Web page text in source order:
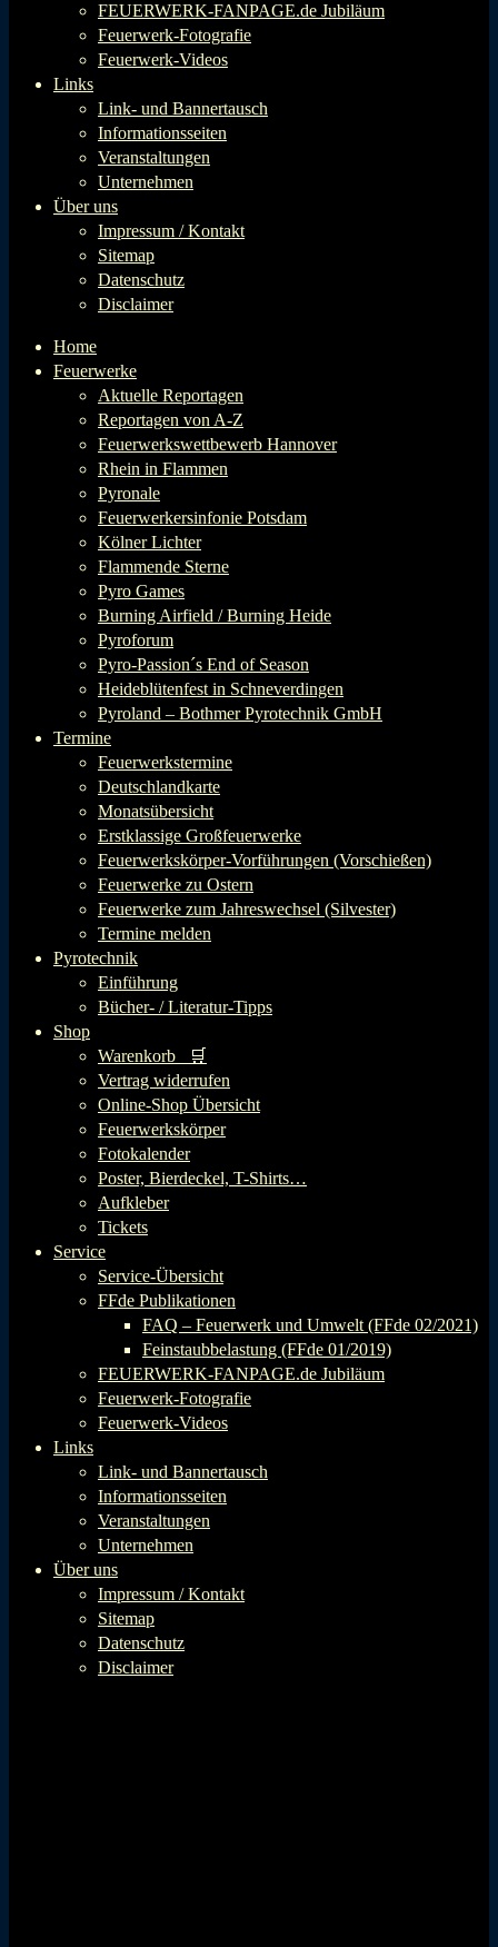
FEUERWERK-FANPAGE.de Jubiläum
Feuerwerk-Fotografie
Feuerwerk-Videos
Links
Link- und Bannertausch
Informationsseiten
Veranstaltungen
Unternehmen
Über uns
Impressum / Kontakt
Sitemap
Datenschutz
Disclaimer
Home
Feuerwerke
Aktuelle Reportagen
Reportagen von A-Z
Feuerwerkswettbewerb Hannover
Rhein in Flammen
Pyronale
Feuerwerkersinfonie Potsdam
Kölner Lichter
Flammende Sterne
Pyro Games
Burning Airfield / Burning Heide
Pyroforum
Pyro-Passion´s End of Season
Heideblütenfest in Schneverdingen
Pyroland – Bothmer Pyrotechnik GmbH
Termine
Feuerwerkstermine
Deutschlandkarte
Monatsübersicht
Erstklassige Großfeuerwerke
Feuerwerkskörper-Vorführungen (Vorschießen)
Feuerwerke zu Ostern
Feuerwerke zum Jahreswechsel (Silvester)
Termine melden
Pyrotechnik
Einführung
Bücher- / Literatur-Tipps
Shop
Warenkorb 🛒
Vertrag widerrufen
Online-Shop Übersicht
Feuerwerkskörper
Fotokalender
Poster, Bierdeckel, T-Shirts…
Aufkleber
Tickets
Service
Service-Übersicht
FFde Publikationen
FAQ – Feuerwerk und Umwelt (FFde 02/2021)
Feinstaubbelastung (FFde 01/2019)
FEUERWERK-FANPAGE.de Jubiläum
Feuerwerk-Fotografie
Feuerwerk-Videos
Links
Link- und Bannertausch
Informationsseiten
Veranstaltungen
Unternehmen
Über uns
Impressum / Kontakt
Sitemap
Datenschutz
Disclaimer